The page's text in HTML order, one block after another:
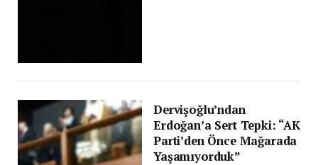
Dervişoğlu’ndan
Erdoğan’a Sert Tepki: “AK
Parti’den Önce Mağarada
Yaşamıyorduk”